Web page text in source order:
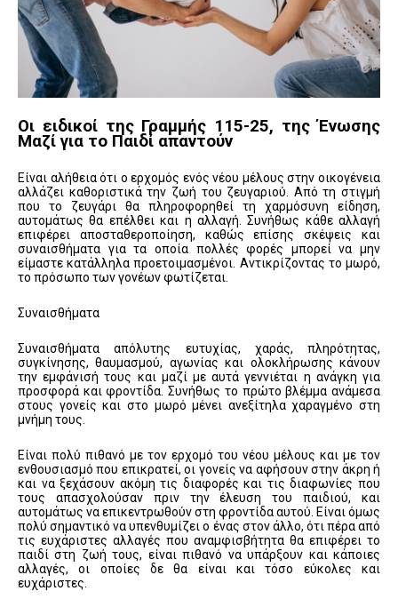
Οι ειδικοί της Γραμμής 115-25, της Ένωσης
Μαζί για το Παιδί απαντούν
Είναι αλήθεια ότι ο ερχομός ενός νέου μέλους στην οικογένεια
αλλάζει καθοριστικά την ζωή του ζευγαριού. Από τη στιγμή
που το ζευγάρι θα πληροφορηθεί τη χαρμόσυνη είδηση,
αυτομάτως θα επέλθει και η αλλαγή. Συνήθως κάθε αλλαγή
επιφέρει αποσταθεροποίηση, καθώς επίσης σκέψεις και
συναισθήματα για τα οποία πολλές φορές μπορεί να μην
είμαστε κατάλληλα προετοιμασμένοι. Αντικρίζοντας το μωρό,
το πρόσωπο των γονέων φωτίζεται.
Συναισθήματα
Συναισθήματα απόλυτης ευτυχίας, χαράς, πληρότητας,
συγκίνησης, θαυμασμού, αγωνίας και ολοκλήρωσης κάνουν
την εμφάνισή τους και μαζί με αυτά γεννιέται η ανάγκη για
προσφορά και φροντίδα. Συνήθως το πρώτο βλέμμα ανάμεσα
στους γονείς και στο μωρό μένει ανεξίτηλα χαραγμένο στη
μνήμη τους.
Είναι πολύ πιθανό με τον ερχομό του νέου μέλους και με τον
ενθουσιασμό που επικρατεί, οι γονείς να αφήσουν στην άκρη ή
και να ξεχάσουν ακόμη τις διαφορές και τις διαφωνίες που
τους απασχολούσαν πριν την έλευση του παιδιού, και
αυτομάτως να επικεντρωθούν στη φροντίδα αυτού. Είναι όμως
πολύ σημαντικό να υπενθυμίζει ο ένας στον άλλο, ότι πέρα από
τις ευχάριστες αλλαγές που αναμφισβήτητα θα επιφέρει το
παιδί στη ζωή τους, είναι πιθανό να υπάρξουν και κάποιες
αλλαγές, οι οποίες δε θα είναι και τόσο εύκολες και
ευχάριστες.